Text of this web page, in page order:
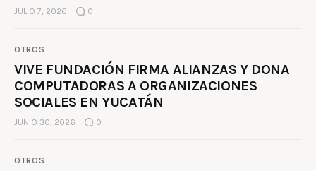
JULIO 7, 2026 0
OTROS
VIVE FUNDACIÓN FIRMA ALIANZAS Y DONA
COMPUTADORAS A ORGANIZACIONES
SOCIALES EN YUCATÁN
JUNIO 30, 2026 0
OTROS